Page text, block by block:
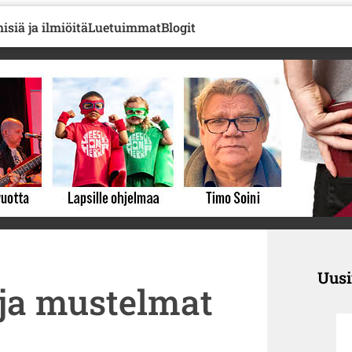
ja ilmiöitäLuetuimmatBlogit
mustelmat